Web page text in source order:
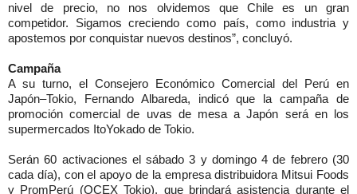
nivel de precio, no nos olvidemos que Chile es un gran
competidor. Sigamos creciendo como país, como industria y
apostemos por conquistar nuevos destinos”, concluyó.
Campaña
A su turno, el Consejero Económico Comercial del Perú en
Japón–Tokio, Fernando Albareda, indicó que la campaña de
promoción comercial de uvas de mesa a Japón será en los
supermercados ItoYokado de Tokio.
Serán 60 activaciones el sábado 3 y domingo 4 de febrero (30
cada día), con el apoyo de la empresa distribuidora Mitsui Foods
y PromPerú (OCEX Tokio), que brindará asistencia durante el